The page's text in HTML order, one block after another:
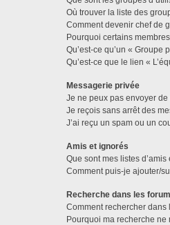
Où trouver la liste des
Comment devenir chef de
Pourquoi certains
Qu’est-ce qu’un « Groupe
Qu’est-ce que le lien «
Messagerie privée
Je ne peux pas envoyer
Je reçois sans arrêt des
J’ai reçu un spam ou un
Amis et ignorés
Que sont mes listes d’amis
Comment puis-je ajouter/
Recherche dans les
Comment rechercher dans
Pourquoi ma recherche